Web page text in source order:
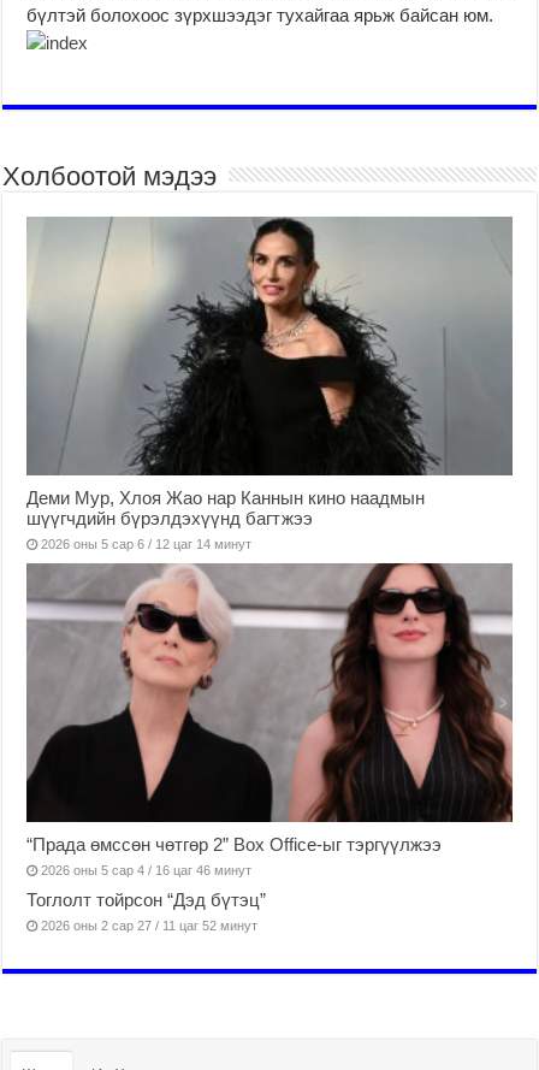
бүлтэй болохоос зүрхшээдэг тухайгаа ярьж байсан юм.
Холбоотой мэдээ
Деми Мур, Хлоя Жао нар Каннын кино наадмын
шүүгчдийн бүрэлдэхүүнд багтжээ
2026 оны 5 сар 6 / 12 цаг 14 минут
“Прада өмссөн чөтгөр 2” Box Office-ыг тэргүүлжээ
2026 оны 5 сар 4 / 16 цаг 46 минут
Тоглолт тойрсон “Дэд бүтэц”
2026 оны 2 сар 27 / 11 цаг 52 минут